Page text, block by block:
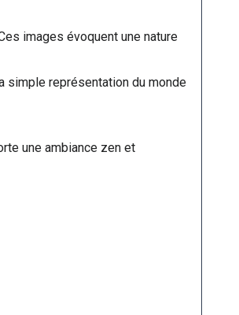
images évoquent une nature
simple représentation du monde
une ambiance zen et